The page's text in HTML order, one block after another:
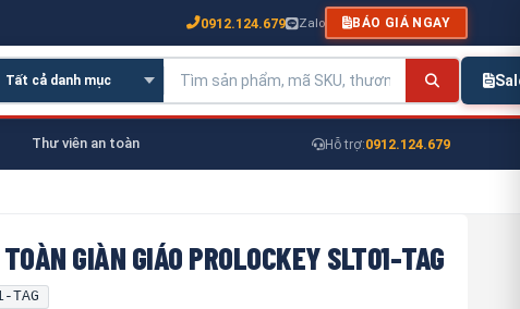
0912.124.679 Zalo BÁO GIÁ NGAY
Thư viên an toàn Hỗ trợ:0912.124.679
GIÀN GIÁO PROLOCKEY SLT01-TAG
TAG